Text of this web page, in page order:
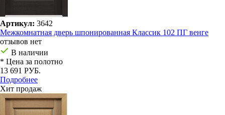
Артикул: 3642
Межкомнатная дверь шпонированная Классик 102 ПГ венге
отзывов нет
В наличии
* Цена за полотно
13 691 РУБ.
Подробнее
Хит продаж